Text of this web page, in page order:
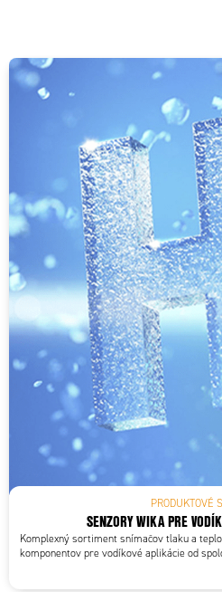
Teplota okolia do
Teplota okolia od -
PRODUKTOVÉ
SENZORY WIKA PRE
Komplexný sortiment snímačov tlaku a
komponentov pre vodíkové aplikácie od